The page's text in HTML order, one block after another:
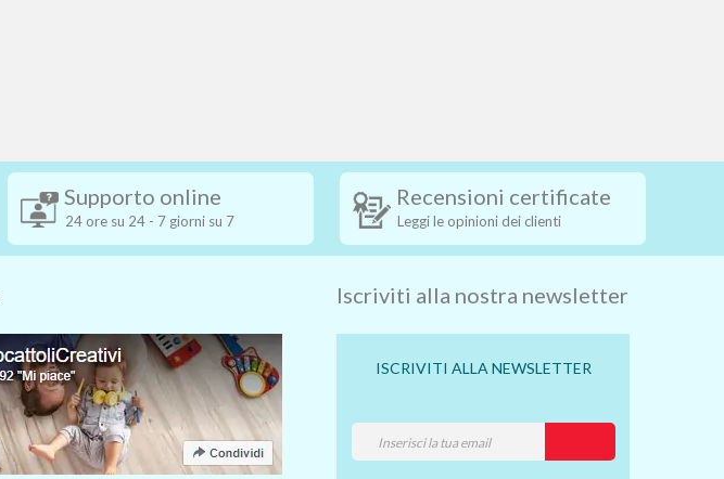
Supporto online
24 ore su 24 - 7 giorni su 7
Recensioni certificate
Leggi le opinioni dei clienti
Iscriviti alla nostra newsletter
ISCRIVITI ALLA NEWSLETTER